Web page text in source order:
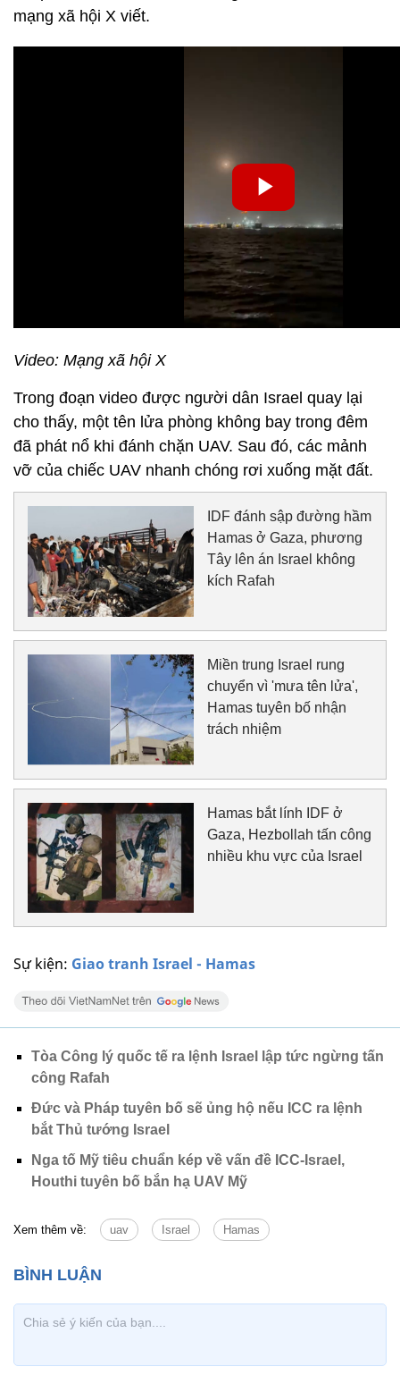
Sự kiện: Giao tranh Israel - Hamas
mạng xã hội X viết.
Video: Mạng xã hội X
Trong đoạn video được người dân Israel quay lại
cho thấy, một tên lửa phòng không bay trong đêm
đã phát nổ khi đánh chặn UAV. Sau đó, các mảnh
vỡ của chiếc UAV nhanh chóng rơi xuống mặt đất.
IDF đánh sập đường hầm
Hamas ở Gaza, phương
Tây lên án Israel không
kích Rafah
Miền trung Israel rung
chuyển vì 'mưa tên lửa',
Hamas tuyên bố nhận
trách nhiệm
Hamas bắt lính IDF ở
Gaza, Hezbollah tấn công
nhiều khu vực của Israel
Tòa Công lý quốc tế ra lệnh Israel lập tức ngừng tấn
công Rafah
Đức và Pháp tuyên bố sẽ ủng hộ nếu ICC ra lệnh
bắt Thủ tướng Israel
Nga tố Mỹ tiêu chuẩn kép về vấn đề ICC-Israel,
Houthi tuyên bố bắn hạ UAV Mỹ
Xem thêm về: uav Israel Hamas